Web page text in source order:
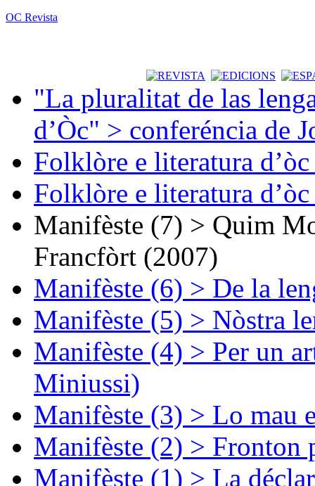
OC Revista
"La pluralitat de las
d’Òc" > conferéncia de
Folklòre e literatura
Folklòre e literatura
Manifèste (7) > Quim
Francfòrt (2007)
Manifèste (6) > De la
Manifèste (5) > Nòstra
Manifèste (4) > Per un
Miniussi)
Manifèste (3) > Lo mau
Manifèste (2) > Fronton
Manifèste (1) > La